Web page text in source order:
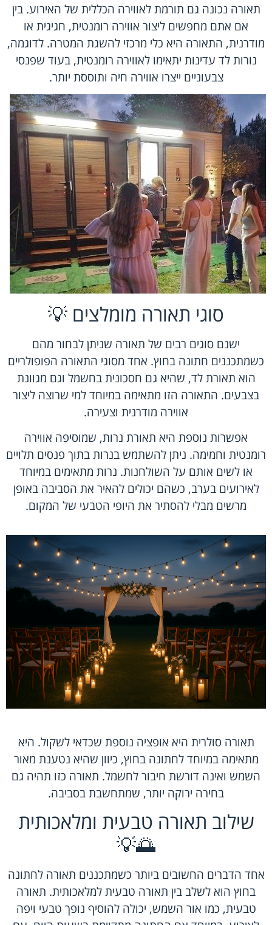
תאורה נכונה גם תורמת לאווירה הכללית של האירוע. בין
אם אתם מחפשים ליצור אווירה רומנטית, חגיגית או
מודרנית, התאורה היא כלי מרכזי להשגת המטרה. לדוגמה,
נורות לד עדינות יתאימו לאווירה רומנטית, בעוד שפנסי
צבעוניים ייצרו אווירה חיה ותוססת יותר.
סוגי תאורה מומלצים 💡
ישנם סוגים רבים של תאורה שניתן לבחור מהם
כשמתכננים חתונה בחוץ. אחד מסוגי התאורה הפופולריים
הוא תאורת לד, שהיא גם חסכונית בחשמל וגם מגוונת
בצבעים. התאורה הזו מתאימה במיוחד למי שרוצה ליצור
אווירה מודרנית וצעירה.
אפשרות נוספת היא תאורת נרות, שמוסיפה אווירה
רומנטית וחמימה. ניתן להשתמש בנרות בתוך פנסים תלויים
או לשים אותם על השולחנות. נרות מתאימים במיוחד
לאירועים בערב, כשהם יכולים להאיר את הסביבה באופן
מרשים מבלי להסתיר את היופי הטבעי של המקום.
תאורה סולרית היא אופציה נוספת שכדאי לשקול. היא
מתאימה במיוחד לחתונה בחוץ, כיוון שהיא נטענת מאור
השמש ואינה דורשת חיבור לחשמל. תאורה כזו תהיה גם
בחירה ירוקה יותר, שמתחשבת בסביבה.
שילוב תאורה טבעית ומלאכותית
🌅💡
אחד הדברים החשובים ביותר כשמתכננים תאורה לחתונה
בחוץ הוא לשלב בין תאורה טבעית למלאכותית. תאורה
טבעית, כמו אור השמש, יכולה להוסיף נופך טבעי ויפה